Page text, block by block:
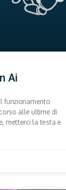
Ai
funzionamento
alle ultime di
metterci la testa e